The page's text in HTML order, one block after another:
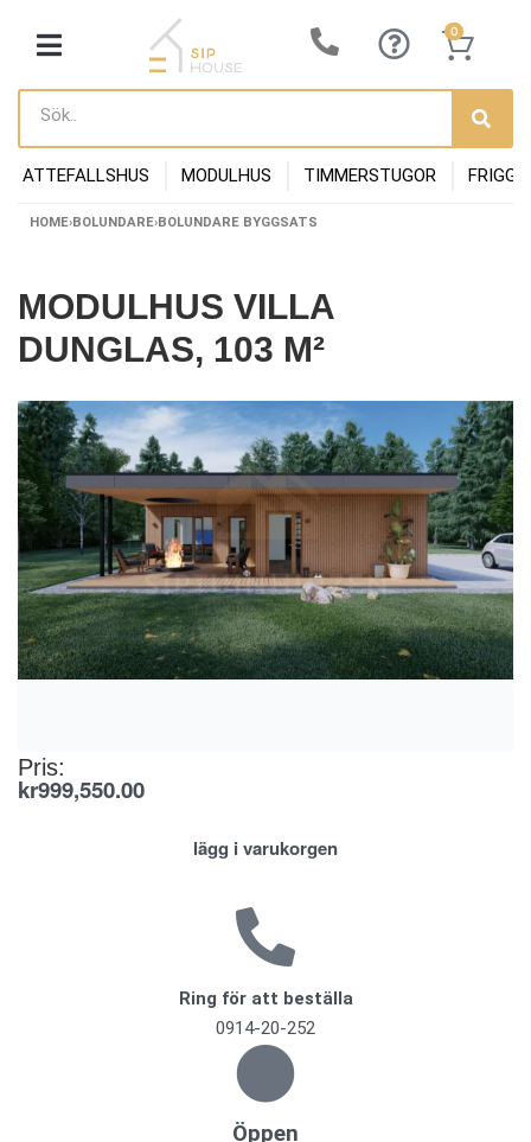
0
ATTEFALLSHUS MODULHUS TIMMERSTUGOR
HOME›BOLUNDARE›BOLUNDARE BYGGSATS
MODULHUS VILLA
DUNGLAS, 103 M²
Pris:
kr999,550.00
lägg i varukorgen
Ring för att beställa
0914-20-252
Öppen